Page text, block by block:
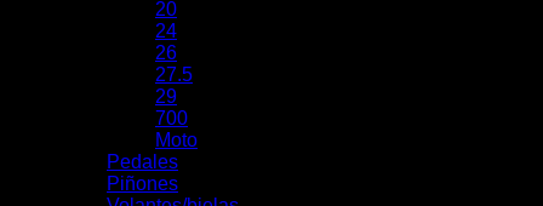
20
24
26
27.5
29
700
Moto
Pedales
Piñones